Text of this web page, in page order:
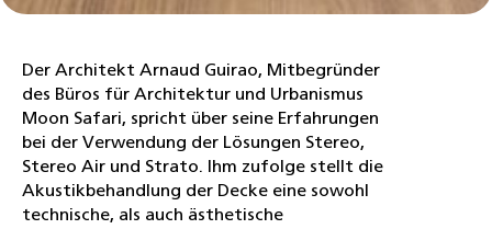
Der Architekt Arnaud Guirao, Mitbegründer
des Büros für Architektur und Urbanismus
Moon Safari, spricht über seine Erfahrungen
bei der Verwendung der Lösungen Stereo,
Stereo Air und Strato. Ihm zufolge stellt die
Akustikbehandlung der Decke eine sowohl
technische, als auch ästhetische